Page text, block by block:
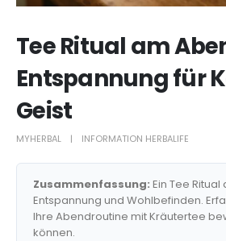
Tee Ritual am
Entspannung für
Geist
MYHERBAL INFORMATION HERBALIFE
Zusammenfassung: Ein Tee
Entspannung und Wohlbefinden.
Ihre Abendroutine mit Kräutertee
können.